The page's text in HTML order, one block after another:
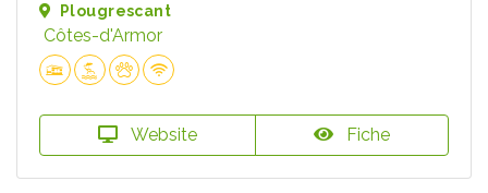
Plougrescant
Côtes-d'Armor
Website Fiche